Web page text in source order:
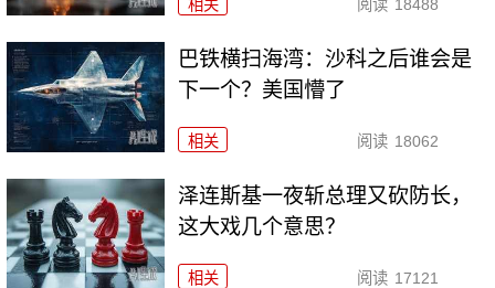
相关 阅读 18488
巴铁横扫海湾：沙科之后谁会是
下一个？美国懵了
相关 阅读 18062
泽连斯基一夜斩总理又砍防长，
这大戏几个意思？
相关 阅读 17121